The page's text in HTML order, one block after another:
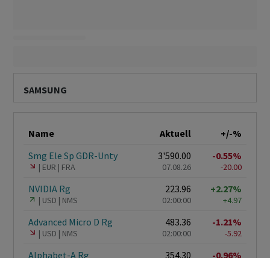
SAMSUNG
Name Aktuell
+/-%
Smg Ele Sp GDR-Unty
EUR FRA
3'590.00
07.08.26
-0.55%
-20.00
NVIDIA Rg
USD NMS
223.96
02:00:00
+2.27%
+4.97
Advanced Micro D Rg
USD NMS
483.36
02:00:00
-1.21%
-5.92
Alphabet-A Rg 354.30 -0.96%